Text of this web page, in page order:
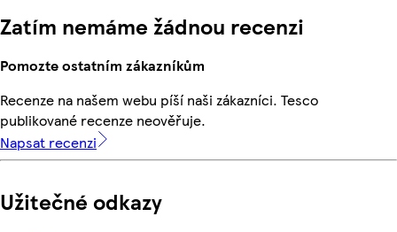
Zatím nemáme žádnou recenzi
Pomozte ostatním zákazníkům
Recenze na našem webu píší naši zákazníci. Tesco
publikované recenze neověřuje.
Napsat recenzi
Užitečné odkazy